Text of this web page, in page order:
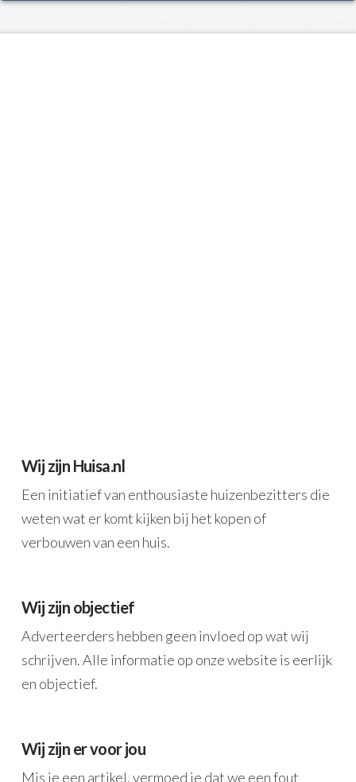
Wij zijn Huisa.nl
Een initiatief van enthousiaste huizenbezitters die
weten wat er komt kijken bij het kopen of
verbouwen van een huis.
Wij zijn objectief
Adverteerders hebben geen invloed op wat wij
schrijven. Alle informatie op onze website is eerlijk
en objectief.
Wij zijn er voor jou
Mis je een artikel, vermoed je dat we een fout